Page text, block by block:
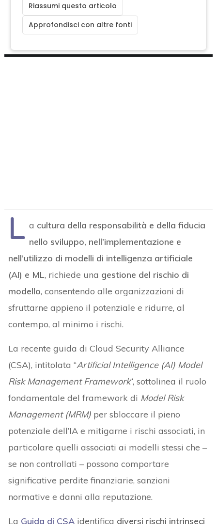
Riassumi questo articolo
Approfondisci con altre fonti
L a cultura della responsabilità e della fiducia
nello sviluppo, nell’implementazione e
nell’utilizzo di modelli di intelligenza artificiale
(AI) e ML, richiede una gestione del rischio di
modello, consentendo alle organizzazioni di
sfruttarne appieno il potenziale e ridurre, al
contempo, al minimo i rischi.
La recente guida di Cloud Security Alliance
(CSA), intitolata “Artificial Intelligence (AI) Model
Risk Management Framework“, sottolinea il ruolo
fondamentale del framework di Model Risk
Management (MRM) per sbloccare il pieno
potenziale dell’IA e mitigarne i rischi associati, in
particolare quelli associati ai modelli stessi che –
se non controllati – possono comportare
significative perdite finanziarie, sanzioni
normative e danni alla reputazione.
La Guida di CSA identifica diversi rischi intrinseci